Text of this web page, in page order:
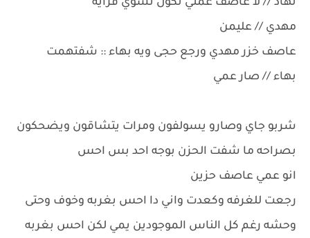
نهاد // لا عاصف عمتي تكول نسوي قرايه
مهدي // عليمن
عاصف خزر مهدي ورجع حجى ويه بهاء :: شفتهمت
بهاء // صار عمي
شربو جاي وصارو يسولفون ومرات يتشاقون ويضحكون
بصراحه ما شفت الحزن بوجه احد بس احس
انو عمي عاصف حزين
رجعت للغرفه وكعدت واني دا احس بغربه وخوف وحتى
وحشه رغم كل الناس الموجودين يمي لكن احس بغربه